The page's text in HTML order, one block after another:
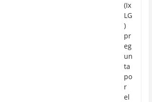
(Ix
LG
)
pr
eg
un
ta
po
r
el